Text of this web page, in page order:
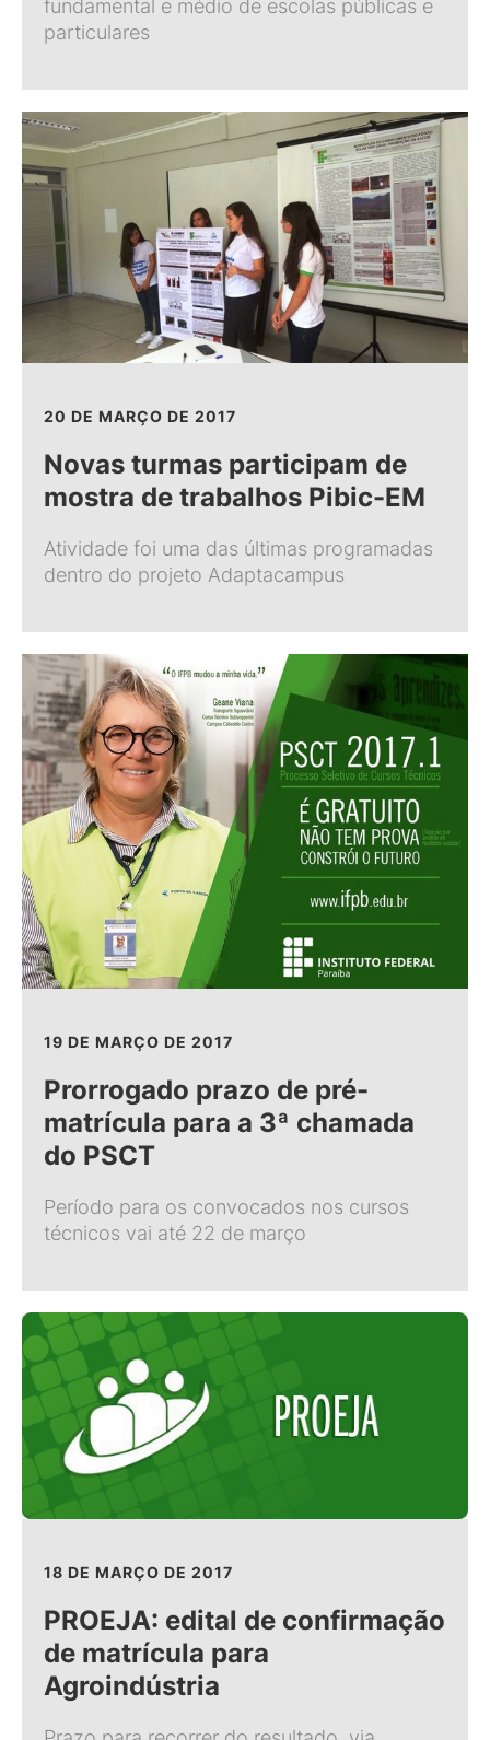
fundamental e médio de escolas públicas e
particulares
20 DE MARÇO DE 2017
Novas turmas participam de
mostra de trabalhos Pibic-EM
Atividade foi uma das últimas programadas
dentro do projeto Adaptacampus
19 DE MARÇO DE 2017
Prorrogado prazo de pré-
matrícula para a 3ª chamada
do PSCT
Período para os convocados nos cursos
técnicos vai até 22 de março
18 DE MARÇO DE 2017
PROEJA: edital de confirmação
de matrícula para
Agroindústria